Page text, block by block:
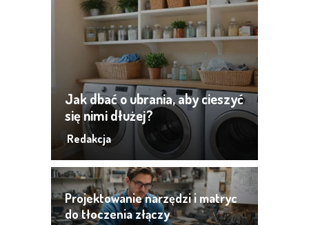
Jak dbać o ubrania, aby cieszyć
się nimi dłużej?
Redakcja
Projektowanie narzędzi i matryc
do tłoczenia złączy